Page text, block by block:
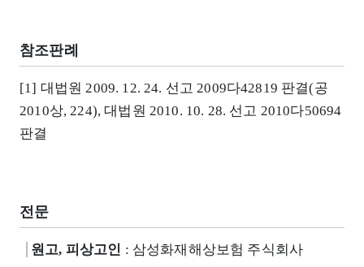
참조판례
[1] 대법원 2009. 12. 24. 선고 2009다42819 판결(공
2010상, 224), 대법원 2010. 10. 28. 선고 2010다50694
판결
전문
원고, 피상고인 : 삼성화재해상보험 주식회사